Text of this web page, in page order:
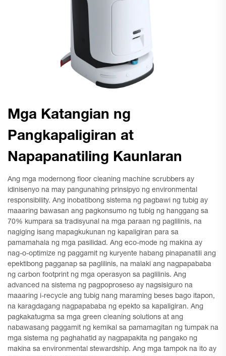
Mga Katangian ng
Pangkapaligiran at
Napapanatiling Kaunlaran
Ang mga modernong floor cleaning machine scrubbers ay
idinisenyo na may pangunahing prinsipyo ng environmental
responsibility. Ang inobatibong sistema ng pagbawi ng tubig ay
maaaring bawasan ang pagkonsumo ng tubig ng hanggang sa
70% kumpara sa tradisyunal na mga paraan ng paglilinis, na
nagiging isang mapagkukunan ng kapaligiran para sa
pamamahala ng mga pasilidad. Ang eco-mode ng makina ay
nag-o-optimize ng paggamit ng kuryente habang pinapanatili ang
epektibong pagganap sa paglilinis, na malaki ang nagpapababa
ng carbon footprint ng mga operasyon sa paglilinis. Ang
advanced na sistema ng pagpoproseso ay nagsisiguro na
maaaring i-recycle ang tubig nang maraming beses bago itapon,
na karagdagang nagpapababa ng epekto sa kapaligiran. Ang
pagkakatugma sa mga green cleaning solutions at ang
nabawasang paggamit ng kemikal sa pamamagitan ng tumpak na
mga sistema ng paghahatid ay nagpapakita ng pangako ng
makina sa environmental stewardship. Ang mga tampok na ito ay